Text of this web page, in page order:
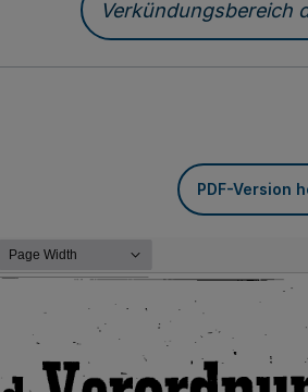
Verkündungsbereich
PDF-Version